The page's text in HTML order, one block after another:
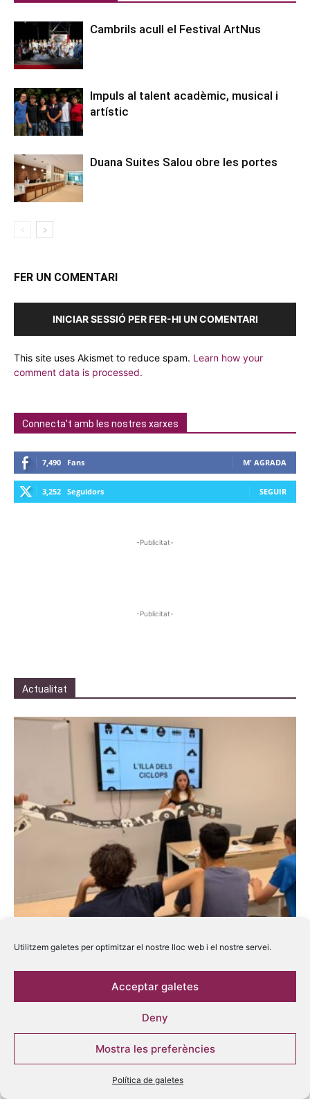
Utilitzem galetes per optimitzar el nostre lloc web i el nostre servei.
Acceptar galetes
Deny
Mostra les preferències
Política de galetes
Cambrils acull el Festival ArtNus
Impuls al talent acadèmic, musical i
artístic
Duana Suites Salou obre les portes
FER UN COMENTARI
INICIAR SESSIÓ PER FER-HI UN COMENTARI
This site uses Akismet to reduce spam. Learn how your
comment data is processed.
Connecta't amb les nostres xarxes
7,490 Fans M' AGRADA
3,252 Seguidors SEGUIR
-Publicitat-
-Publicitat-
Actualitat
l’Espai Boule de Reus per apropar noves formes de lectura
accessibles a través...
-Publicitat-